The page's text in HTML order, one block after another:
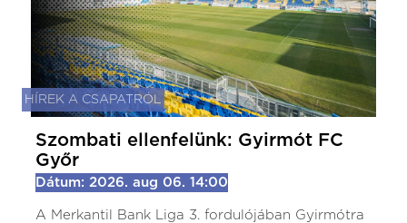
HÍREK A CSAPATRÓL
Szombati ellenfelünk: Gyirmót FC
Győr
Dátum: 2026. aug 06. 14:00
A Merkantil Bank Liga 3. fordulójában Gyirmótra